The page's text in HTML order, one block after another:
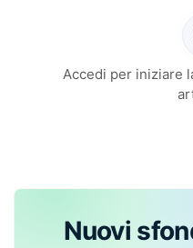
Accedi per iniziare
Nuovi